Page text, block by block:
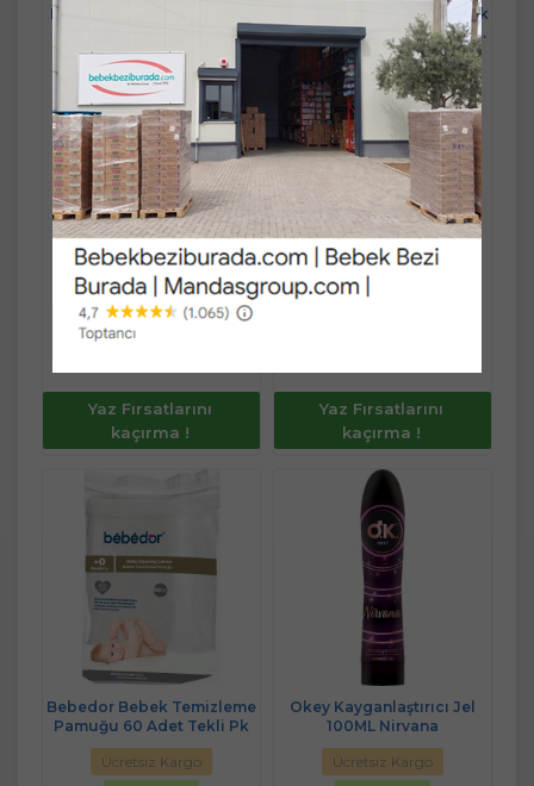
Prima Bebek Bezi 3 Beden
Ekonomik Pk
Ücretsiz Kargo
%5İndirim
Sınırlı Stok
- + PAKET
584,90 TL
555,66 TL
Fast/Eft %3
indirimli
584,90 TL
538,99 TL
Yaz Fırsatlarını
kaçırma !
Prima Premium Care Bebek
Bezi 1 Beden 2-5 KG Yeni
Doğan 70 Adet Ekonomik
Pk
Ücretsiz Kargo
%
İndirim
Sınırlı Stok
PAKET
674,90 TL
641,16 TL
Fast/Eft %3
indirimli
Yaz Fırsatlarını
kaçırma !
Bebedor Bebek Temizleme
Pamuğu 60 Adet Tekli Pk
Ücretsiz Kargo
Okey Kayganlaştırıcı Jel
100ML Nirvana
Ücretsiz Kargo